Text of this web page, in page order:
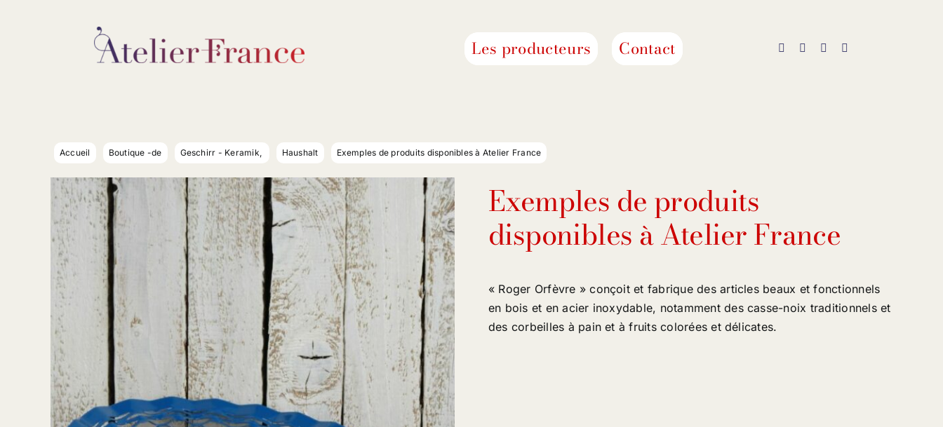
Les producteurs Contact
Accueil Boutique -de Geschirr - Keramik Haushalt Exemples de produits disponibles à Atelier France
Exemples de produits
disponibles à Atelier France
« Roger Orfèvre » conçoit et fabrique des articles beaux et fonctionnels
en bois et en acier inoxydable, notamment des casse-noix traditionnels et
des corbeilles à pain et à fruits colorées et délicates.